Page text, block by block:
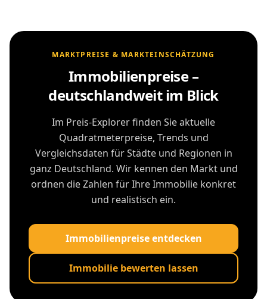
MARKTPREISE & MARKTEINSCHÄTZUNG
Immobilienpreise –
deutschlandweit im Blick
Im Preis-Explorer finden Sie aktuelle
Quadratmeterpreise, Trends und
Vergleichsdaten für Städte und Regionen in
ganz Deutschland. Wir kennen den Markt und
ordnen die Zahlen für Ihre Immobilie konkret
und realistisch ein.
Immobilienpreise entdecken
Immobilie bewerten lassen